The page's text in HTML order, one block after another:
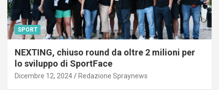
SPORT
NEXTING, chiuso round da oltre 2 milioni per
lo sviluppo di SportFace
Dicembre 12, 2024 Redazione Spraynews